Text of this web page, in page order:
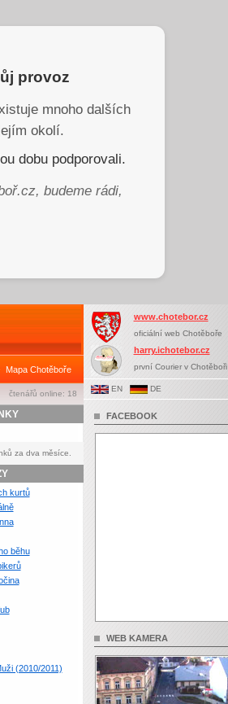
provoz
mnoho dalších
okolí.
dobu podporovali.
budeme rádi,
Mapa Chotěboře
čtenářů online: 18
za dva měsíce.
kurtů
běhu
(2010/2011)
www.chotebor.cz
oficiální web Chotěboře
harry.ichotebor.cz
první Courier v Chotěboři
EN DE
FACEBOOK
WEB KAMERA